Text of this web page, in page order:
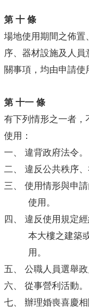
第 十 條
場地使用期間之佈
序、器材設施及人
關事項，均由申請使
第 十一 條
有下列情形之一者，
使用：
一、 違背政府法令。
二、 違反公共秩序、
三、 使用情形與申
使用。
四、 違反使用規定
本大樓之建築
用。
五、 公職人員選舉
六、 從事營利活動。
七、 辦理婚喪喜慶相